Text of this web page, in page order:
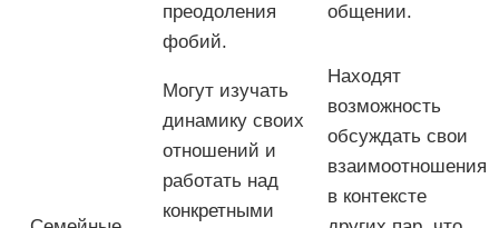
преодоления
фобий.
общении.
Могут изучать
динамику своих
отношений и
работать над
конкретными
Находят
возможность
обсуждать свои
взаимоотношения
в контексте